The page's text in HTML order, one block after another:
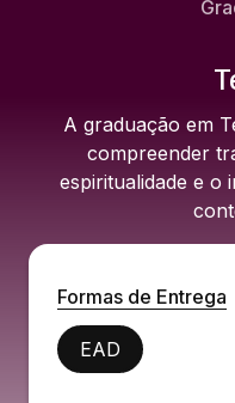
A graduação em
compreender
espiritualidade e o
Formas de Entrega
EAD